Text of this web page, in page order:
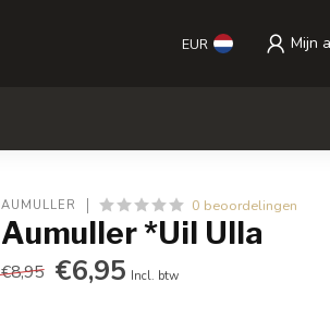
EUR Mijn
AUMULLER 0 beoordelingen
Aumuller *Uil Ulla
€8,95 €6,95 Incl. btw